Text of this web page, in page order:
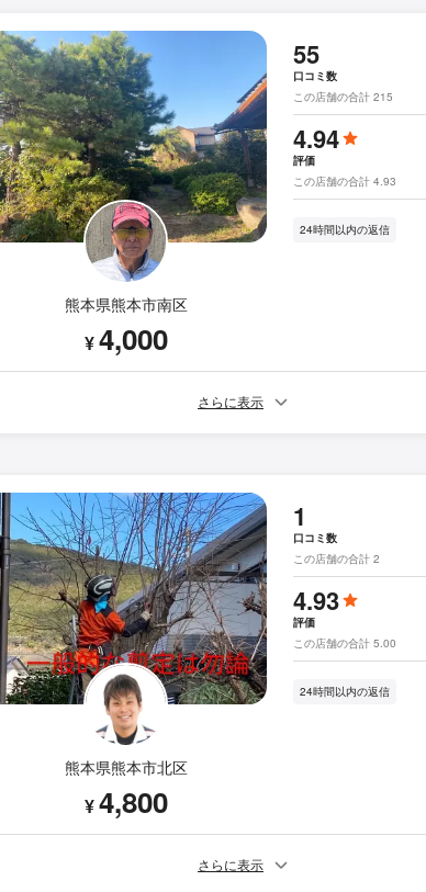
熊本県熊本市南区
¥4,000
55
口コミ数
この店舗の合計 215
4.94
評価
この店舗の合計 4.93
24時間以内の返信
さらに表示
熊本県熊本市北区
¥4,800
1
口コミ数
この店舗の合計 2
4.93
評価
この店舗の合計 5.00
24時間以内の返信
さらに表示